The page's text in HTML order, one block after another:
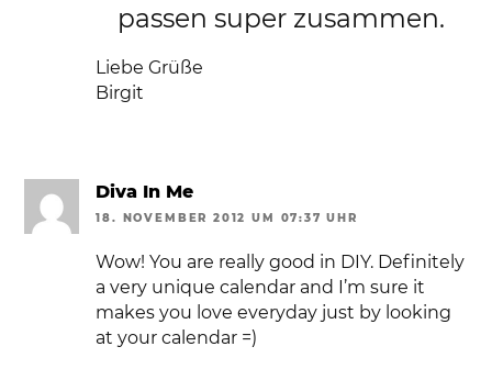
passen super zusammen.
Liebe Grüße
Birgit
Diva In Me
18. NOVEMBER 2012 UM 07:37 UHR
Wow! You are really good in DIY. Definitely
a very unique calendar and I’m sure it
makes you love everyday just by looking
at your calendar =)